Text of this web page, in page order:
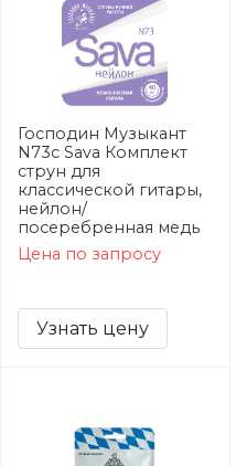
Господин Музыкант
N73c Sava Комплект
струн для
классической гитары,
нейлон/
посеребренная медь
Цена по запросу
Узнать цену